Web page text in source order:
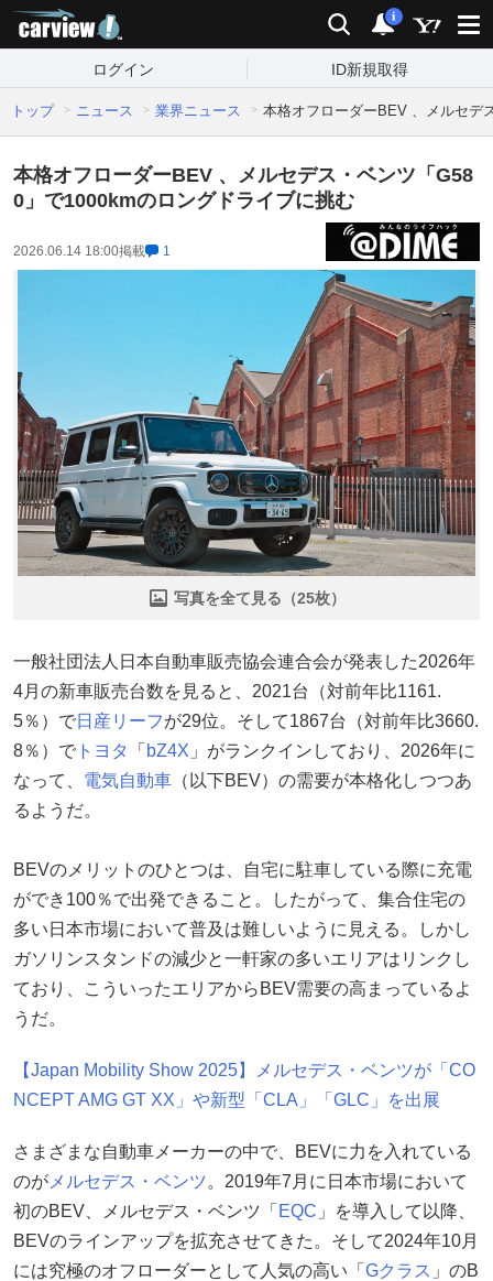
検索 通知
i
ログイン ID新規取得
トップ ニュース 業界ニュース 本格オフローダーBEV 、メルセデ
本格オフローダーBEV 、メルセデス・ベンツ「G58
0」で1000kmのロングドライブに挑む
2026.06.14 18:00掲載 1
写真を全て見る（25枚）
一般社団法人日本自動車販売協会連合会が発表した2026年
4月の新車販売台数を見ると、2021台（対前年比1161.
5％）で日産 リーフが29位。そして1867台（対前年比3660.
8％）で トヨタ 「 bZ4X 」がランクインしており、2026年に
なって、 電気自動車 （以下BEV）の需要が本格化しつつあ
るようだ。
BEVのメリットのひとつは、自宅に駐車している際に充電
ができ100％で出発できること。したがって、集合住宅の
多い日本市場において普及は難しいように見える。しかし
ガソリンスタンドの減少と一軒家の多いエリアはリンクし
ており、こういったエリアからBEV需要の高まっているよ
うだ。
【Japan Mobility Show 2025】メルセデス・ベンツが「CO
NCEPT AMG GT XX」や新型「CLA」「GLC」を出展
さまざまな自動車メーカーの中で、BEVに力を入れている
のが メルセデス・ベンツ。2019年7月に日本市場において
初のBEV、メルセデス・ベンツ「 EQC 」を導入して以降、
BEVのラインアップを拡充させてきた。そして2024年10月
には究極のオフローダーとして人気の高い「 Gクラス 」のB